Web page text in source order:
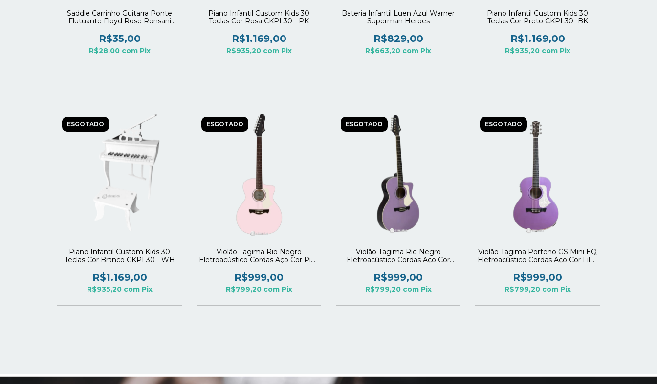
Saddle Carrinho Guitarra Ponte
Flutuante Floyd Rose Ronsani
R$35,00
R$28,00 com Pix
Piano Infantil Custom Kids 30
Teclas Cor Rosa CKPI 30 - PK
R$1.169,00
R$935,20 com Pix
Bateria Infantil Luen Azul Warner
Superman Heroes
R$829,00
R$663,20 com Pix
Piano Infantil Custom Kids 30
Teclas Cor Preto CKPI 30- BK
R$1.169,00
R$935,20 com Pix
ESGOTADO
Piano Infantil Custom Kids 30
Teclas Cor Branco CKPI 30 - WH
R$1.169,00
R$935,20 com Pix
ESGOTADO
Violão Tagima Rio Negro
Eletroacústico Cordas Aço Cor Pink
R$999,00
R$799,20 com Pix
ESGOTADO
Violão Tagima Rio Negro
Eletroacústico Cordas Aço Cor
R$999,00
R$799,20 com Pix
ESGOTADO
Violão Tagima Porteno GS Mini EQ
Eletroacústico Cordas Aço Cor Lilás
R$999,00
R$799,20 com Pix